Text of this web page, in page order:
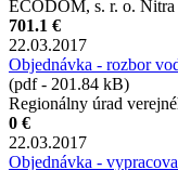
ECODOM, s. r. o. Nitra
701.1 €
22.03.2017
Objednávka - rozbor
(pdf - 201.84 kB)
Regionálny úrad
0 €
22.03.2017
Objednávka -